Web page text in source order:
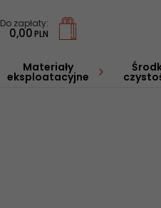
Do zapłaty:
0,00PLN
Materiały
eksploatacyjne